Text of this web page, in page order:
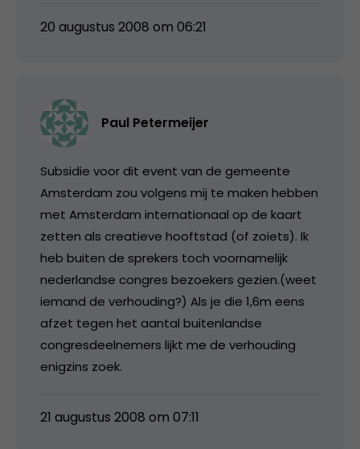
20 augustus 2008 om 06:21
Paul Petermeijer
Subsidie voor dit event van de gemeente
Amsterdam zou volgens mij te maken hebben
met Amsterdam internationaal op de kaart
zetten als creatieve hooftstad (of zoiets). Ik
heb buiten de sprekers toch voornamelijk
nederlandse congres bezoekers gezien.(weet
iemand de verhouding?) Als je die 1,6m eens
afzet tegen het aantal buitenlandse
congresdeelnemers lijkt me de verhouding
enigzins zoek.
21 augustus 2008 om 07:11